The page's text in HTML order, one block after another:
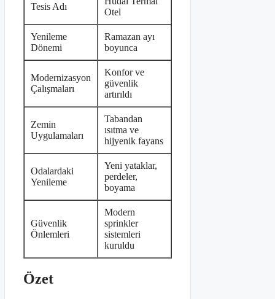
Tesis Adı
Otel
Yenileme
Dönemi
Ramazan ayı
boyunca
Modernizasyon
Çalışmaları
Konfor ve
güvenlik
artırıldı
Zemin
Uygulamaları
Tabandan
ısıtma ve
hijyenik fayans
Odalardaki
Yenileme
Yeni yataklar,
perdeler,
boyama
Güvenlik
Önlemleri
Modern
sprinkler
sistemleri
kuruldu
Özet